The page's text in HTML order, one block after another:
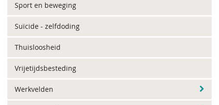
Sport en beweging
Suïcide - zelfdoding
Thuisloosheid
Vrijetijdsbesteding
Werkvelden